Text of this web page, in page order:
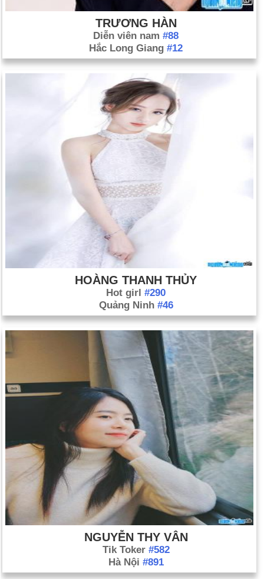
TRƯƠNG HÀN
Diễn viên nam #88
Hắc Long Giang #12
HOÀNG THANH THỦY
Hot girl #290
Quảng Ninh #46
NGUYỄN THY VÂN
Tik Toker #582
Hà Nội #891